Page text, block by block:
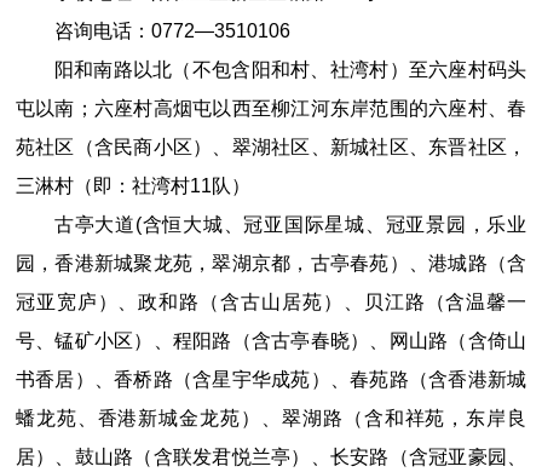
咨询电话： 0772—3510106
阳和南路以北（不包含阳和村、社湾村）至六座村码头
屯以南；六座村高烟屯以西至柳江河东岸范围的六座村、春
苑社区（含民商小区）、翠湖社区、新城社区、东晋社区，
三淋村（即：社湾村11队）
古亭大道(含恒大城 、冠亚国际星城
冠亚景园，乐业
园，香港新城聚龙苑，翠湖京都，古亭春苑）、港城路 （含
冠亚宽庐）、政和路 （含古山居苑）、 贝江路（含温馨一
号、锰矿小区）、 程阳路 （含古亭春晓）、 网山路 （含倚山
书香居）、香桥路 （含星宇华成苑）、春苑路 （含香港新城
蟠龙苑、香港新城金龙苑）、 翠湖路 （含和祥苑，东岸良
居）、 鼓山路 （含联发君悦兰亭）、 长安路 （含冠亚豪园、